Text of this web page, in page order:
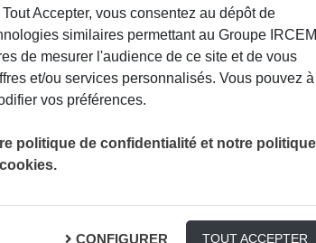
!
Accepter, vous consentez au dépôt de
similaires permettant au Groupe IRCEM
de mesurer l'audience de ce site et de vous
et/ou services personnalisés. Vous pouvez à
vos préférences.
politique de confidentialité et notre politique
CONFIGURER TOUT ACCEPTER